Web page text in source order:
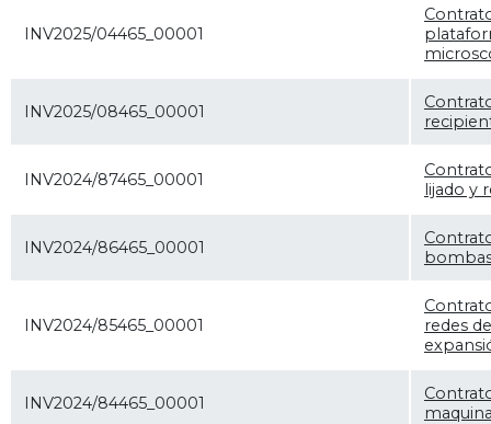
INV2025/04465_00001
INV2025/08465_00001
INV2024/87465_00001
lijado y
INV2024/86465_00001
INV2024/85465_00001
redes
INV2024/84465_00001